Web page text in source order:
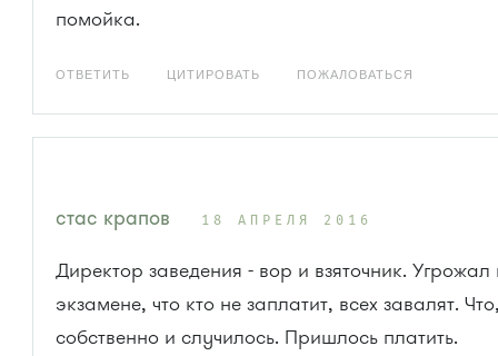
помойка.
ОТВЕТИТЬ ЦИТИРОВАТЬ ПОЖАЛОВАТЬСЯ
стас крапов 18 АПРЕЛЯ 2016
Директор заведения - вор и взяточник. Угрожал
экзамене, что кто не заплатит, всех завалят.
собственно и случилось. Пришлось платить.